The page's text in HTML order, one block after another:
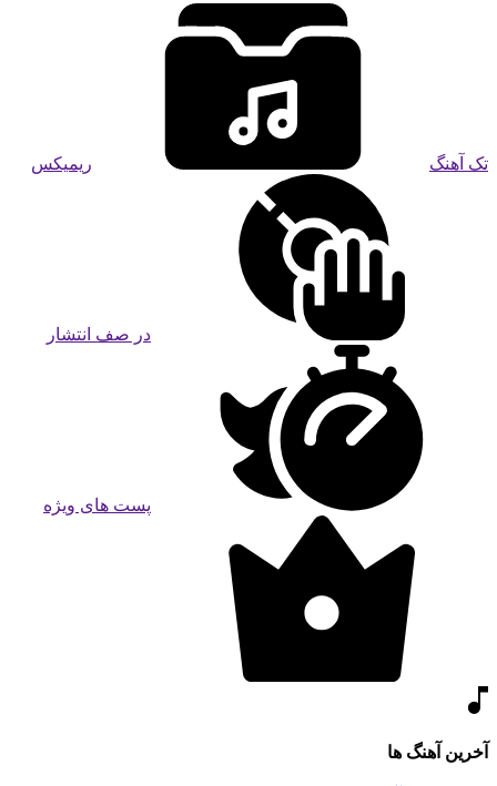
تک آهنگ ریمیکس
در صف انتشار
پست های ویژه
آخرین آهنگ ها